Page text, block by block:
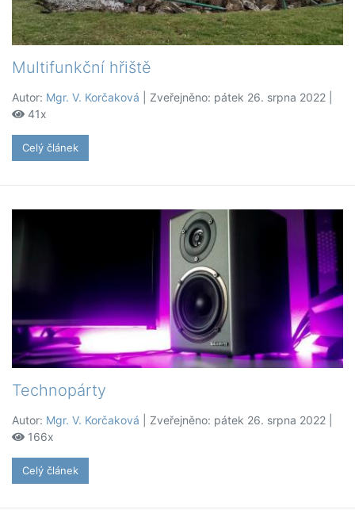
Multifunkční hřiště
Autor: Mgr. V. Korčaková | Zveřejněno: pátek 26. srpna 2022 |
41x
Celý článek
Technopárty
Autor: Mgr. V. Korčaková | Zveřejněno: pátek 26. srpna 2022 |
166x
Celý článek